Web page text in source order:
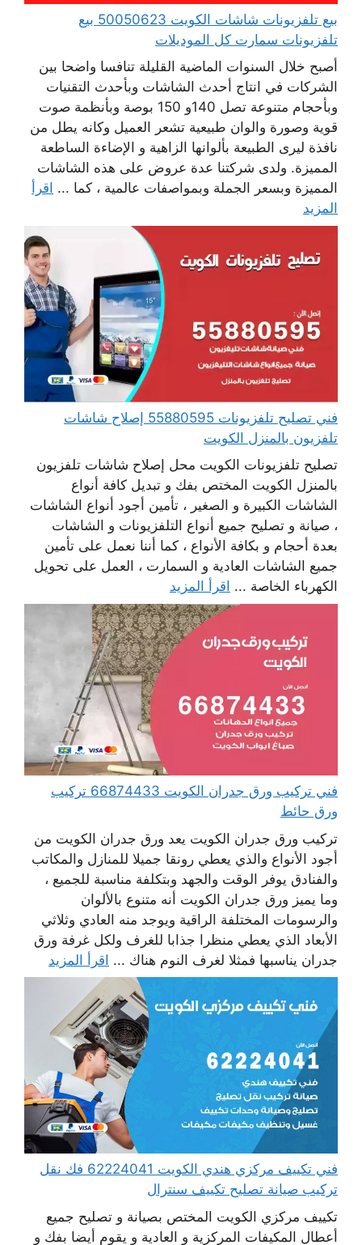
بيع تلفزيونات شاشات الكويت 50050623 بيع
تلفزيونات سمارت كل الموديلات
أصبح خلال السنوات الماضية القليلة تنافسا واضحا بين
الشركات في انتاج أحدث الشاشات وبأحدث التقنيات
وبأحجام متنوعة تصل 140و 150 بوصة وبأنظمة صوت
قوية وصورة والوان طبيعية تشعر العميل وكانه يطل من
نافذة ليرى الطبيعة بألوانها الزاهية و الإضاءة الساطعة
المميزة. ولدى شركتنا عدة عروض على هذه الشاشات
المميزة وبسعر الجملة وبمواصفات عالمية ، كما ... اقرأ
المزيد
فني تصليح تلفزيونات 55880595 إصلاح شاشات
تلفزيون بالمنزل الكويت
تصليح تلفزيونات الكويت محل إصلاح شاشات تلفزيون
بالمنزل الكويت المختص بفك و تبديل كافة أنواع
الشاشات الكبيرة و الصغير ، تأمين أجود أنواع الشاشات
، صيانة و تصليح جميع أنواع التلفزيونات و الشاشات
بعدة أحجام و بكافة الأنواع ، كما أننا نعمل على تأمين
جميع الشاشات العادية و السمارت ، العمل على تحويل
الكهرباء الخاصة ... اقرأ المزيد
فني تركيب ورق جدران الكويت 66874433 تركيب
ورق حائط
تركيب ورق جدران الكويت يعد ورق جدران الكويت من
أجود الأنواع والذي يعطي رونقا جميلا للمنازل والمكاتب
والفنادق يوفر الوقت والجهد وبتكلفة مناسبة للجميع ،
وما يميز ورق جدران الكويت أنه متنوع بالألوان
والرسومات المختلفة الراقية ويوجد منه العادي وثلاثي
الأبعاد الذي يعطي منظرا جذابا للغرف ولكل غرفة ورق
جدران يناسبها فمثلا لغرف النوم هناك ... اقرأ المزيد
فني تكييف مركزي هندي الكويت 62224041 فك نقل
تركيب صيانة تصليح تكييف سنترال
تكييف مركزي الكويت المختص بصيانة و تصليح جميع
أعطال المكيفات المركزية و العادية و يقوم أيضا بفك و